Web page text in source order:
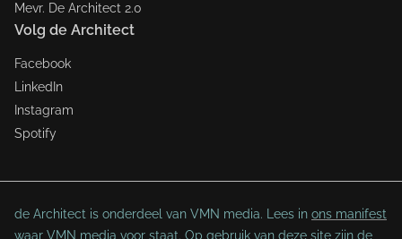
Mevr. De Architect 2.0
Volg de Architect
Facebook
LinkedIn
Instagram
Spotify
de Architect is onderdeel van VMN media. Lees in ons manifest
waar VMN media voor staat. Op gebruik van deze site zijn de